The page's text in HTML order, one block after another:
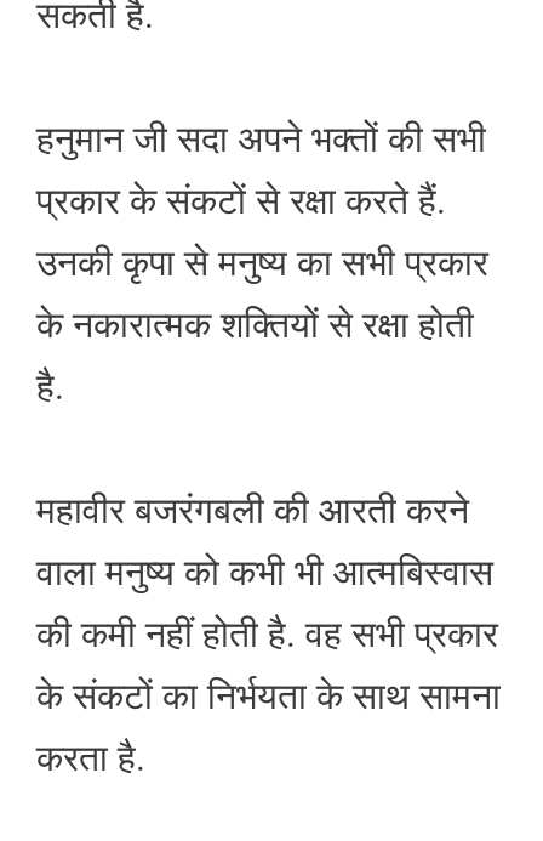
सकती है.
हनुमान जी सदा अपने भक्तों की सभी
प्रकार के संकटों से रक्षा करते हैं.
उनकी कृपा से मनुष्य का सभी प्रकार
के नकारात्मक शक्तियों से रक्षा होती
है.
महावीर बजरंगबली की आरती करने
वाला मनुष्य को कभी भी आत्मबिस्वास
की कमी नहीं होती है. वह सभी प्रकार
के संकटों का निर्भयता के साथ सामना
करता है.